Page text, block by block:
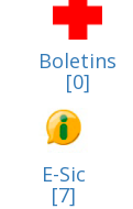
Boletins
[0]
E-Sic
[7]